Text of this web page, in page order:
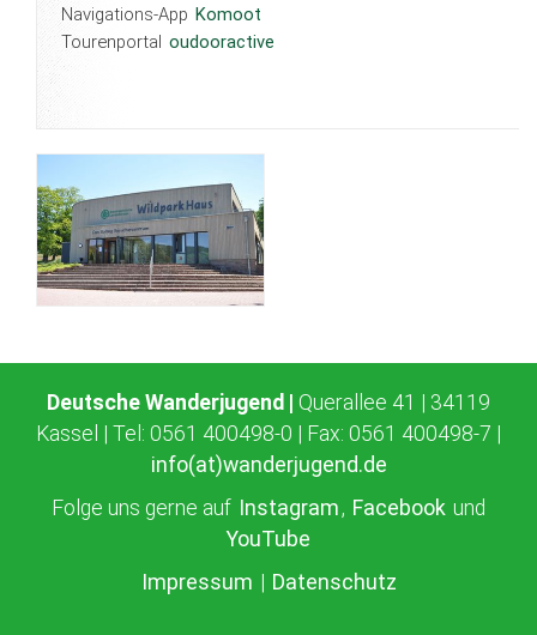
Navigations-App Komoot
Tourenportal oudooractive
Deutsche Wanderjugend | Querallee 41 | 34119
Kassel | Tel: 0561 400498-0 | Fax: 0561 400498-7 |
info(at)wanderjugend.de
Folge uns gerne auf Instagram, Facebook und
YouTube
Impressum
Datenschutz